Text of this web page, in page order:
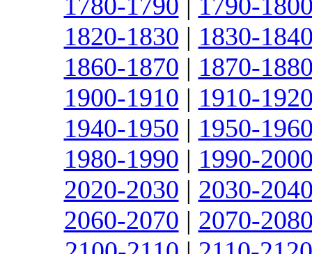
1820-1830 | 1830-
1860-1870 | 1870-
1900-1910 | 1910-
1940-1950 | 1950-
1980-1990 | 1990-
2020-2030 | 2030-
2060-2070 | 2070-